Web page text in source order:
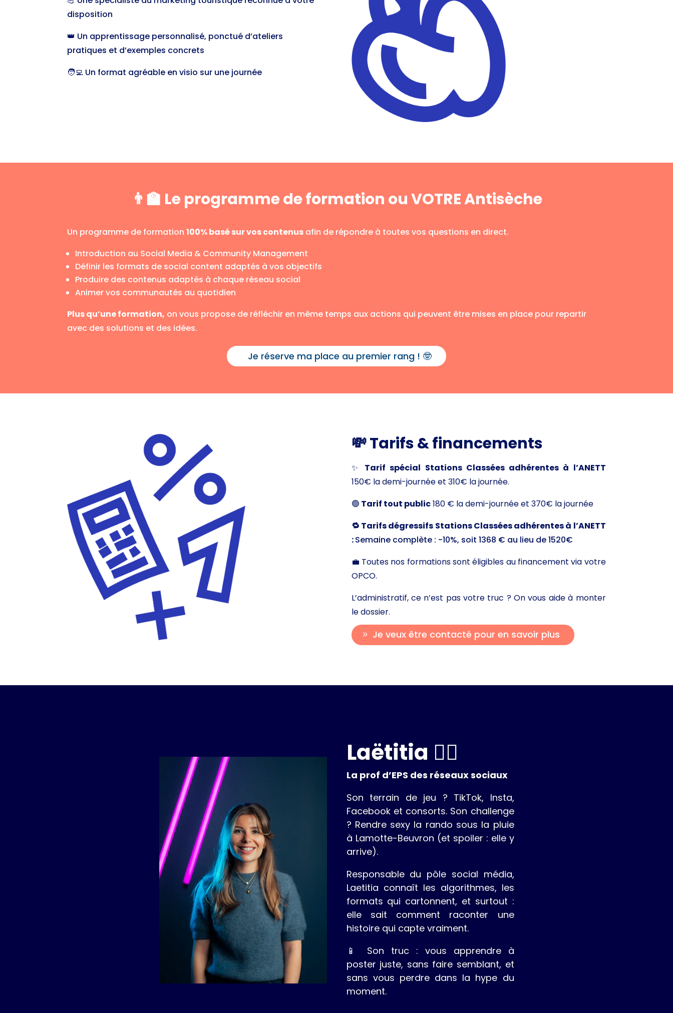
disposition
👑 Un apprentissage personnalisé, ponctué d’ateliers
pratiques et d’exemples concrets
🧑‍💻 Un format agréable en visio sur une journée
👨‍🏫 Le programme de formation ou VOTRE Antisèche
Un programme de formation100% basé sur vos contenus afin de répondre à toutes vos questions en direct.
Introduction au Social Media & Community Management
Définir les formats de social content adaptés à vos objectifs
Produire des contenus adaptés à chaque réseau social
Animer vos communautés au quotidien
Plus qu’une formation, on vous propose de réfléchir en même temps aux actions qui peuvent être mises en place pour repartir
avec des solutions et des idées.
Je réserve ma place au premier rang ! 🤓
💸 Tarifs & financements
✨
Tarif spécial Stations Classées adhérentes à l’ANETT
150€ la demi-journée et 310€ la journée.
🟢 Tarif tout public180 € la demi-journée et 370€ la journée
🔁 Tarifs dégressifs Stations Classées adhérentes à l’ANETT
:Semaine complète : -10%, soit 1368 € au lieu de 1520€
💼 Toutes nos formations sont éligibles au financement via votre
OPCO.
L’administratif, ce n’est pas votre truc ? On vous aide à monter
le dossier.
Je veux être contacté pour en savoir plus
Laëtitia 🚴‍♀️
La prof d’EPS des réseaux sociaux
Son terrain de jeu ? TikTok, Insta,
Facebook et consorts. Son challenge
? Rendre sexy la rando sous la pluie
à Lamotte-Beuvron (et spoiler : elle y
arrive).
Responsable du pôle social média,
Laetitia connaît les algorithmes, les
formats qui cartonnent, et surtout :
elle sait comment raconter une
histoire qui capte vraiment.
📱 Son truc : vous apprendre à
poster juste, sans faire semblant, et
sans vous perdre dans la hype du
moment.